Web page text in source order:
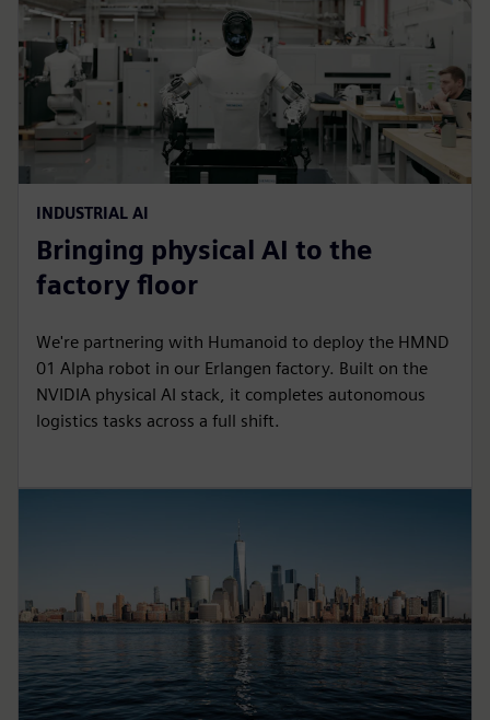
INDUSTRIAL AI
Bringing physical AI to the
factory floor
We're partnering with Humanoid to deploy the HMND
01 Alpha robot in our Erlangen factory. Built on the
NVIDIA physical AI stack, it completes autonomous
logistics tasks across a full shift.